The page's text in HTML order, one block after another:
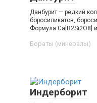
Данбурит — редкий
боросиликатов,
Формула Ca[B2Si2O8]
Бораты (минералы)‎
Индерборит